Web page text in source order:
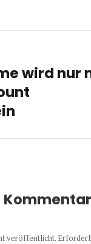
wird nur
Kommentar
veröffentlicht.